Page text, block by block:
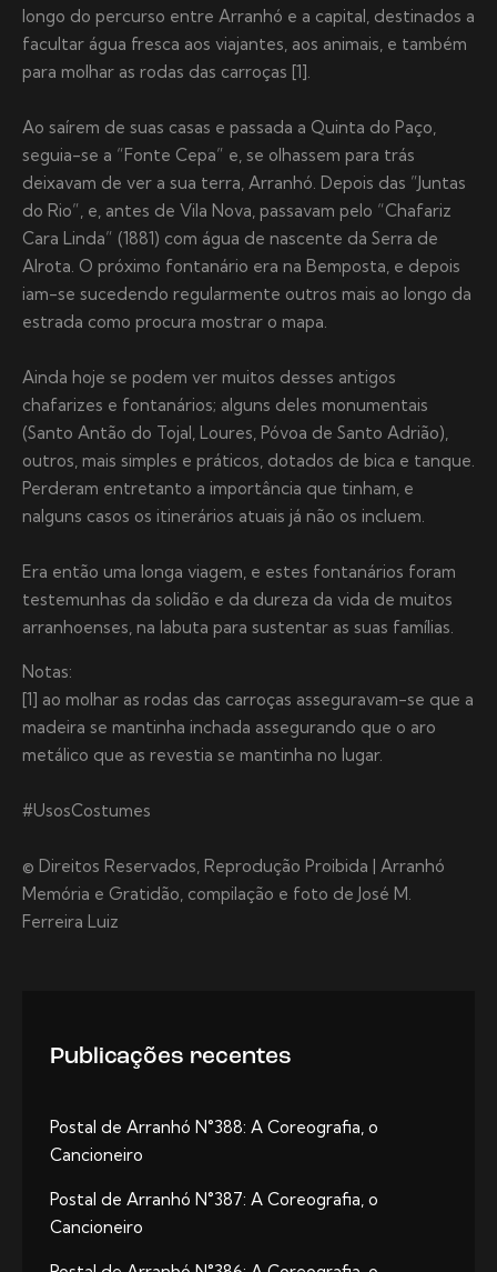
longo do percurso entre Arranhó e a capital, destinados a
facultar água fresca aos viajantes, aos animais, e também
para molhar as rodas das carroças [1].
Ao saírem de suas casas e passada a Quinta do Paço,
seguia-se a “Fonte Cepa” e, se olhassem para trás
deixavam de ver a sua terra, Arranhó. Depois das ”Juntas
do Rio”, e, antes de Vila Nova, passavam pelo “Chafariz
Cara Linda” (1881) com água de nascente da Serra de
Alrota. O próximo fontanário era na Bemposta, e depois
iam-se sucedendo regularmente outros mais ao longo da
estrada como procura mostrar o mapa.
Ainda hoje se podem ver muitos desses antigos
chafarizes e fontanários; alguns deles monumentais
(Santo Antão do Tojal, Loures, Póvoa de Santo Adrião),
outros, mais simples e práticos, dotados de bica e tanque.
Perderam entretanto a importância que tinham, e
nalguns casos os itinerários atuais já não os incluem.
Era então uma longa viagem, e estes fontanários foram
testemunhas da solidão e da dureza da vida de muitos
arranhoenses, na labuta para sustentar as suas famílias.
Notas:
[1] ao molhar as rodas das carroças asseguravam-se que a
madeira se mantinha inchada assegurando que o aro
metálico que as revestia se mantinha no lugar.
#UsosCostumes
© Direitos Reservados, Reprodução Proibida | Arranhó
Memória e Gratidão, compilação e foto de José M.
Ferreira Luiz
Publicações recentes
Postal de Arranhó N°388: A Coreografia, o
Cancioneiro
Postal de Arranhó N°387: A Coreografia, o
Cancioneiro